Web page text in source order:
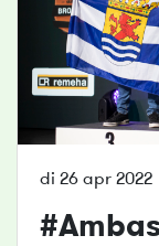
di 26 apr 2022